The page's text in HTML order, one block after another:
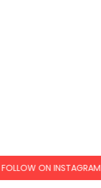
FOLLOW ON INSTAGRAM